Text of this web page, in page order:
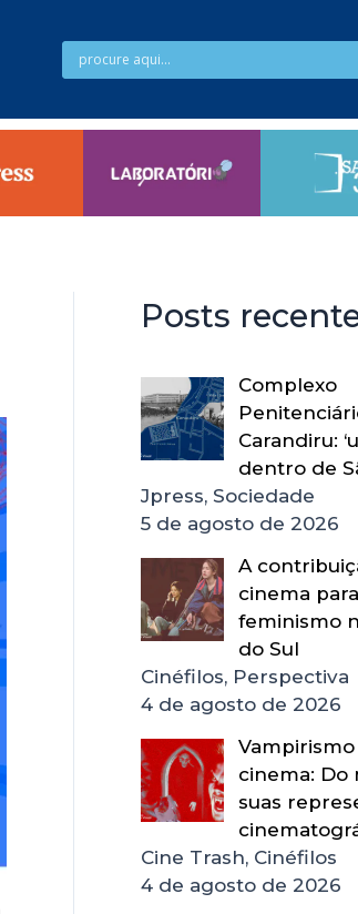
Posts
Complexo
Carandiru:
dentro de
Jpress, Sociedade
5 de agosto de 2026
A
cinema
feminismo
do Sul
Cinéfilos, Perspectiva
4 de agosto de 2026
cinema: Do
suas
Cine Trash, Cinéfilos
4 de agosto de 2026